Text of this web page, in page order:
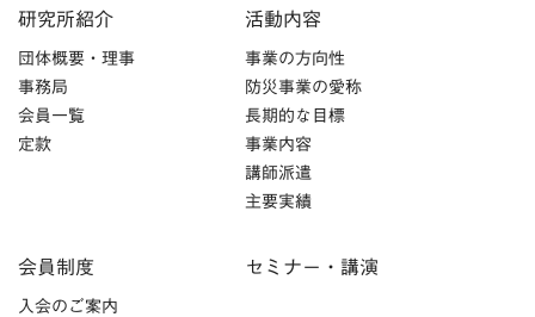
研究所紹介
団体概要・理事
事務局
会員一覧
定款
活動内容
事業の方向性
防災事業の愛称
長期的な目標
事業内容
講師派遣
主要実績
会員制度
入会のご案内
セミナー・講演